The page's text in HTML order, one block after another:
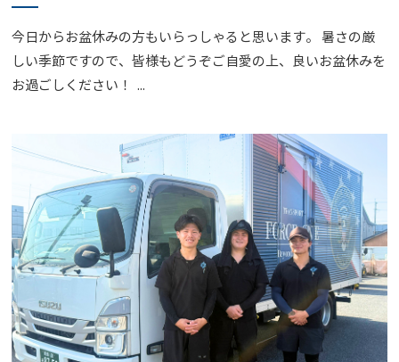
今日からお盆休みの方もいらっしゃると思います。 暑さの厳
しい季節ですので、皆様もどうぞご自愛の上、良いお盆休みを
お過ごしください！ ...